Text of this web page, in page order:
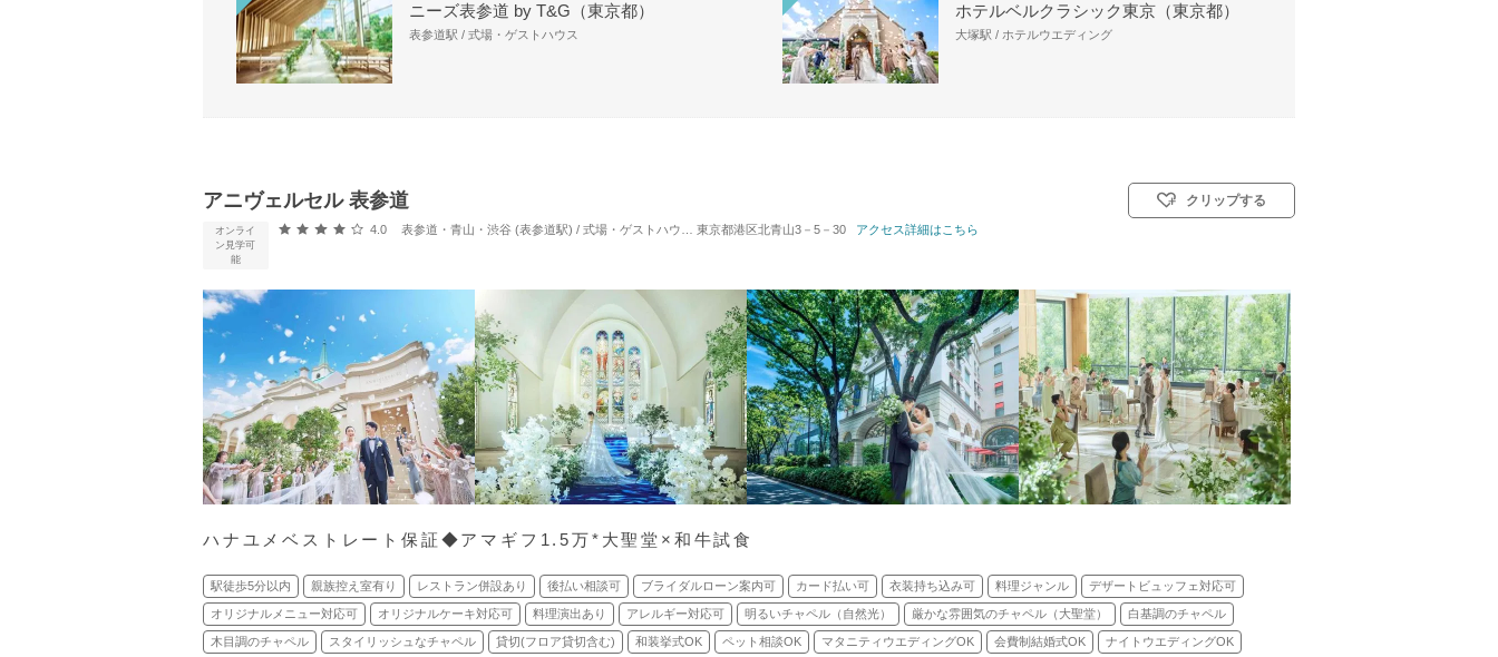
ニーズ表参道 by T&G（東京都）
表参道駅 / 式場・ゲストハウス
ホテルベルクラシック東京（東京都）
大塚駅 / ホテルウエディング
アニヴェルセル 表参道
オンライ
ン見学可
能
口コミ評価
4.0 表参道・青山・渋谷 (表参道駅) / 式場・ゲストハウス 対応人数: 着席：10名 ～ 250名 挙式スタイル: 教会式(キリスト教式)／人前式
東京都港区北青山3－5－30 アクセス詳細はこちら
クリップする
ハナユメベストレート保証◆アマギフ1.5万*大聖堂×和牛試食
駅徒歩5分以内 親族控え室有り レストラン併設あり 後払い相談可 ブライダルローン案内可 カード払い可 衣装持ち込み可 料理ジャンル デザートビュッフェ対応可
オリジナルメニュー対応可 オリジナルケーキ対応可 料理演出あり アレルギー対応可 明るいチャペル（自然光） 厳かな雰囲気のチャペル（大聖堂） 白基調のチャペル
木目調のチャペル スタイリッシュなチャペル 貸切(フロア貸切含む) 和装挙式OK ペット相談OK マタニティウエディングOK 会費制結婚式OK ナイトウエディングOK